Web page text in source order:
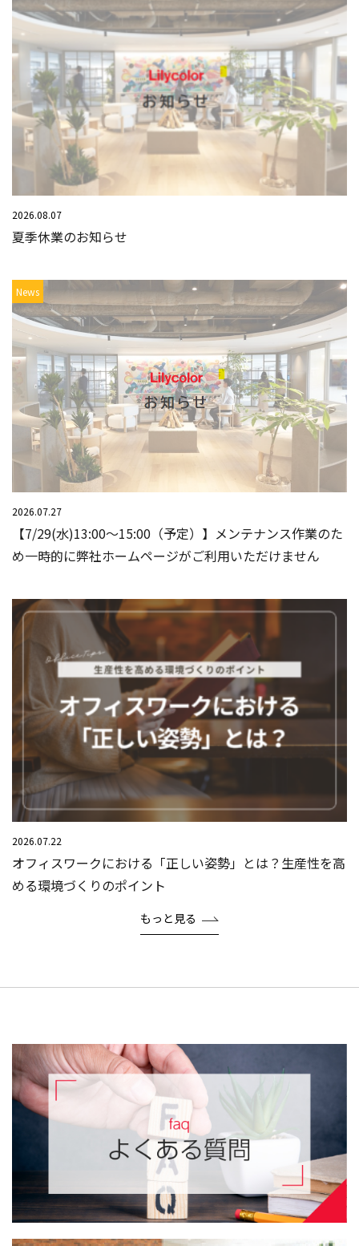
2026.08.07
夏季休業のお知らせ
News
2026.07.27
【7/29(水)13:00～15:00（予定）】メンテナンス作業のた
め一時的に弊社ホームページがご利用いただけません
2026.07.22
オフィスワークにおける「正しい姿勢」とは？生産性を高
める環境づくりのポイント
もっと見る